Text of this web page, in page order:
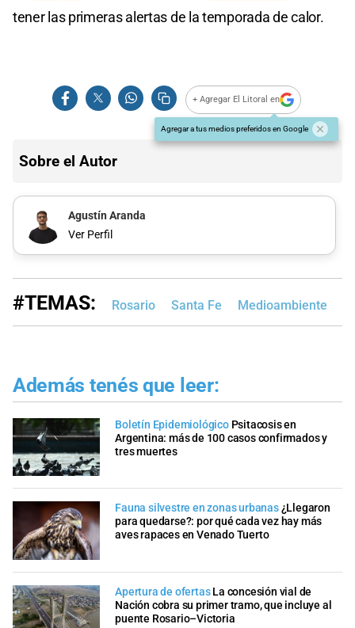
tener las primeras alertas de la temporada de calor.
+ Agregar El Litoral en
Agregar a tus medios preferidos en Google
Sobre el Autor
Agustín Aranda
Ver Perfil
#TEMAS: Rosario Santa Fe Medioambiente
Además tenés que leer:
Boletín Epidemiológico Psitacosis en
Argentina: más de 100 casos confirmados y
tres muertes
Fauna silvestre en zonas urbanas¿Llegaron
para quedarse?: por qué cada vez hay más
aves rapaces en Venado Tuerto
Apertura de ofertas La concesión vial de
Nación cobra su primer tramo, que incluye al
puente Rosario–Victoria